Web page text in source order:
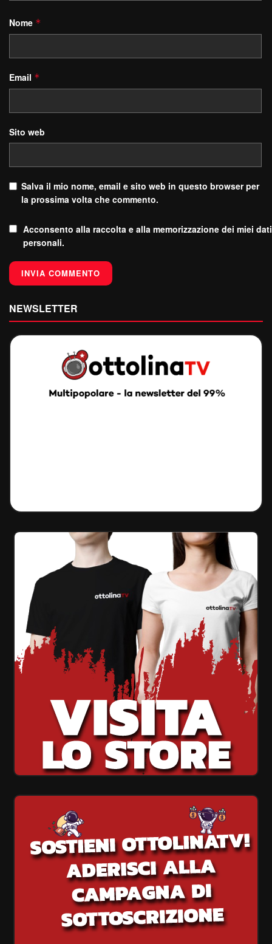
Nome *
Email *
Sito web
Salva il mio nome, email e sito web in questo browser per
la prossima volta che commento.
Acconsento alla raccolta e alla memorizzazione dei miei dati
personali.
NEWSLETTER